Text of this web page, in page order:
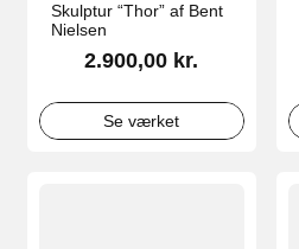
Skulptur “Thor” af Bent
Nielsen
2.900,00 kr.
Se værket